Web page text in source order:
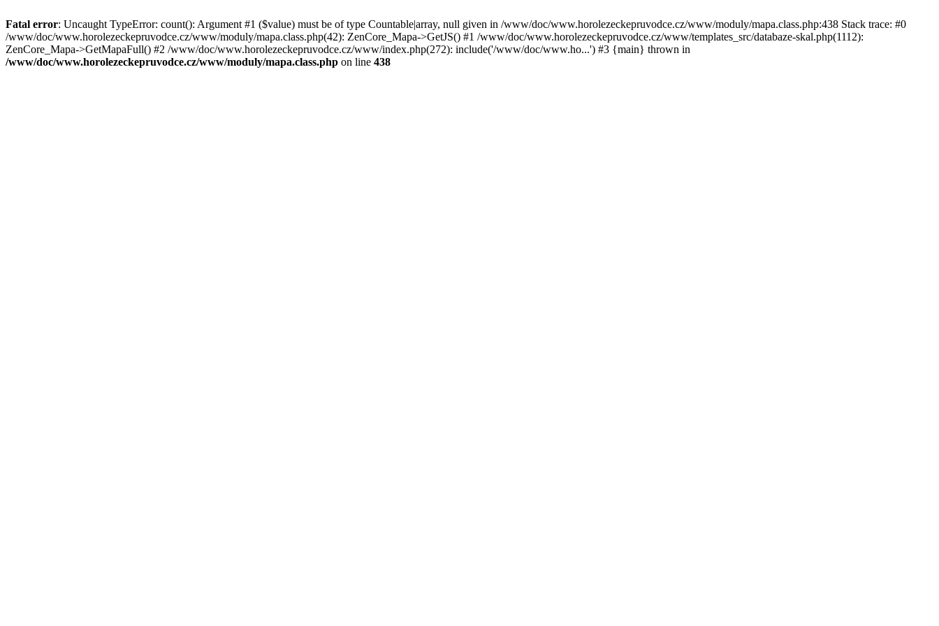
Fatal error: Uncaught TypeError: count(): Argument #1 ($value) must be of type Countable|array, null given in /www/doc/www.horolezeckepruvodce.cz/www/moduly/mapa.class.php:438 Stack trace: #0
/www/doc/www.horolezeckepruvodce.cz/www/moduly/mapa.class.php(42): ZenCore_Mapa->GetJS() #1 /www/doc/www.horolezeckepruvodce.cz/www/templates_src/databaze-skal.php(1112):
ZenCore_Mapa->GetMapaFull() #2 /www/doc/www.horolezeckepruvodce.cz/www/index.php(272): include('/www/doc/www.ho...') #3 {main} thrown in
/www/doc/www.horolezeckepruvodce.cz/www/moduly/mapa.class.php on line 438